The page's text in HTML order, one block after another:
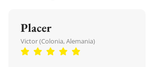
Placer
Victor (Colonia, Alemania)